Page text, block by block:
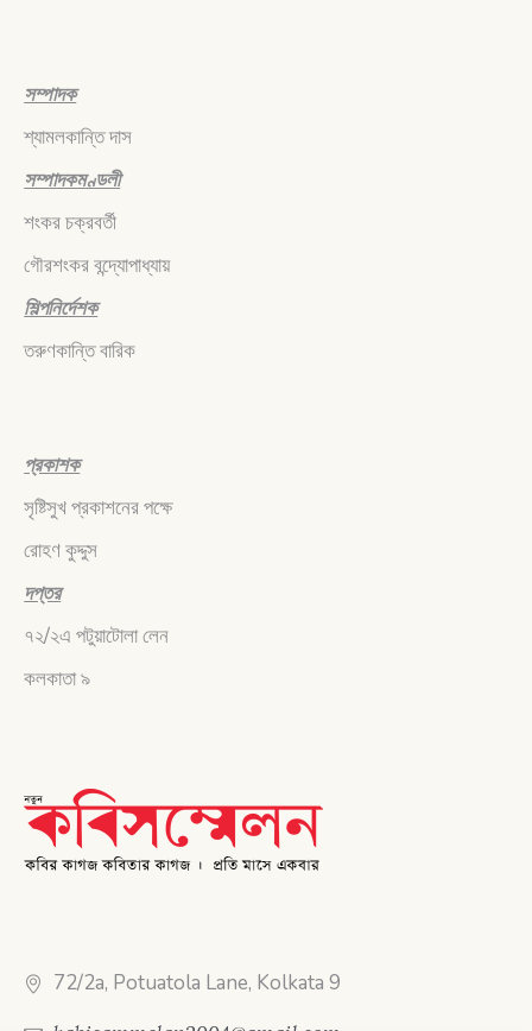
সম্পাদক
শ্যামলকান্তি দাস
সম্পাদকমণ্ডলী
শংকর চক্রবর্তী
গৌরশংকর বন্দ্যোপাধ্যায়
শিল্পনির্দেশক
তরুণকান্তি বারিক
প্রকাশক
সৃষ্টিসুখ প্রকাশনের পক্ষে
রোহণ কুদ্দুস
দপ্তর
৭২/২এ পটুয়াটোলা লেন
কলকাতা ৯
72/2a, Potuatola Lane, Kolkata 9